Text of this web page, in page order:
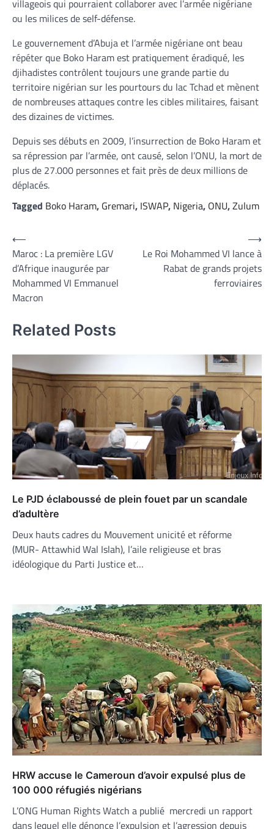
villageois qui pourraient collaborer avec l’armée nigériane
ou les milices de self-défense.
Le gouvernement d’Abuja et l’armée nigériane ont beau
répéter que Boko Haram est pratiquement éradiqué, les
djihadistes contrôlent toujours une grande partie du
territoire nigérian sur les pourtours du lac Tchad et mènent
de nombreuses attaques contre les cibles militaires, faisant
des dizaines de victimes.
Depuis ses débuts en 2009, l’insurrection de Boko Haram et
sa répression par l’armée, ont causé, selon l’ONU, la mort de
plus de 27.000 personnes et fait près de deux millions de
déplacés.
Tagged Boko Haram, Gremari, ISWAP, Nigeria, ONU,Zulum
Navigation
de
l’article
⟵
Maroc : La première LGV
d’Afrique inaugurée par
Mohammed VI Emmanuel
Macron
Le Roi Mohammed VI lance à
Rabat de grands projets
ferroviaires
⟶
Related Posts
Le PJD éclaboussé de plein fouet par un scandale
d’adultère
Deux hauts cadres du Mouvement unicité et réforme
(MUR- Attawhid Wal Islah), l’aile religieuse et bras
idéologique du Parti Justice et…
HRW accuse le Cameroun d’avoir expulsé plus de
100 000 réfugiés nigérians
L’ONG Human Rights Watch a publié mercredi un rapport
dans lequel elle dénonce l’expulsion et l’agression depuis